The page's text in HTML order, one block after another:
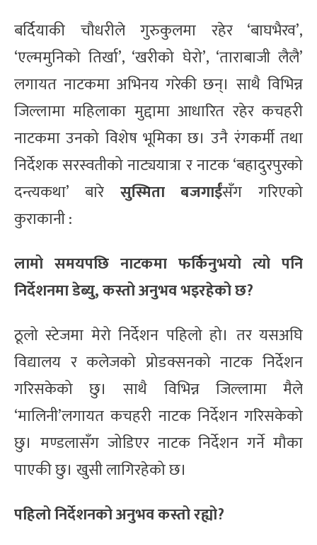
बर्दियाकी चौधरीले गुरुकुलमा रहेर ‘बाघभैरव’,
‘एल्ममुनिको तिर्खा’, ‘खरीको घेरो’, ‘ताराबाजी लैलै’
लगायत नाटकमा अभिनय गरेकी छन्। साथै विभिन्न
जिल्लामा महिलाका मुद्दामा आधारित रहेर कचहरी
नाटकमा उनको विशेष भूमिका छ। उनै रंगकर्मी तथा
निर्देशक सरस्वतीको नाट्ययात्रा र नाटक ‘बहादुरपुरको
दन्त्यकथा’ बारे सुस्मिता बजगाईंसँग गरिएको
कुराकानी :
लामो समयपछि नाटकमा फर्किनुभयो त्यो पनि
निर्देशनमा डेब्यु, कस्तो अनुभव भइरहेको छ?
ठूलो स्टेजमा मेरो निर्देशन पहिलो हो। तर यसअघि
विद्यालय र कलेजको प्रोडक्सनको नाटक निर्देशन
गरिसकेको छु। साथै विभिन्न जिल्लामा मैले
‘मालिनी’लगायत कचहरी नाटक निर्देशन गरिसकेको
छु। मण्डलासँग जोडिएर नाटक निर्देशन गर्ने मौका
पाएकी छु। खुसी लागिरहेको छ।
पहिलो निर्देशनको अनुभव कस्तो रह्यो?